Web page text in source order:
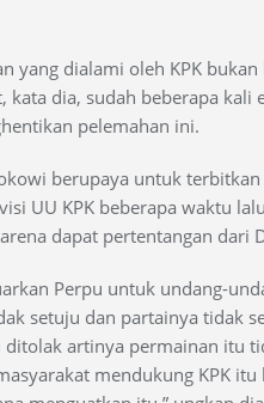
yang dialami oleh KPK bukan
kata dia, sudah beberapa kali
pelemahan ini.
berupaya untuk
UU KPK beberapa waktu
dapat pertentangan dari
Perpu untuk undang-
setuju dan partainya tidak
artinya permainan itu
mendukung KPK